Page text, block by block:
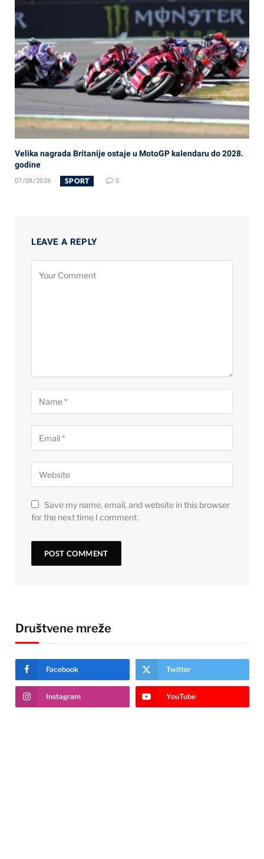
Velika nagrada Britanije ostaje u MotoGP kalendaru do 2028.
godine
07/08/2026 SPORT 0
LEAVE A REPLY
Save my name, email, and website in this browser
for the next time I comment.
Društvene mreže
Facebook Twitter
Instagram YouTube